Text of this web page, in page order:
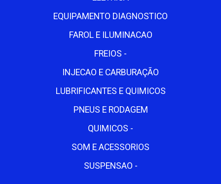
EQUIPAMENTO DIAGNOSTICO
FAROL E ILUMINACAO
FREIOS -
INJECAO E CARBURAÇÃO
LUBRIFICANTES E QUIMICOS
PNEUS E RODAGEM
QUIMICOS -
SOM E ACESSORIOS
SUSPENSAO -